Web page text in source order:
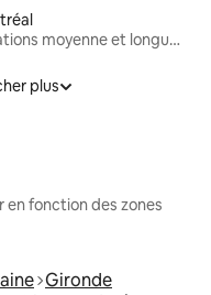
Locations moyenne et longue durée
plus
en fonction des zones
Gironde